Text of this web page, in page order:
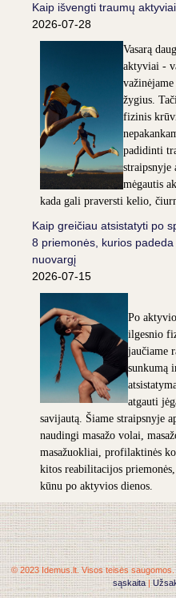
Kaip išvengti traumų
2026-07-28
Vasarą
aktyviai -
žygius.
fizinis
padidinti
straipsnyje
mėgautis
kada gali praversti kelio,
Kaip greičiau atsistatyti po
8 priemonės, kurios
nuovargį
2026-07-15
Po
ilgesnio
jaučiame
sunkumą
atgauti
savijautą. Šiame straipsnyje
naudingi masažo volai,
masažuokliai, profilaktinės
kitos reabilitacijos
kūnu po aktyvios dienos.
© 2023 Idemus.lt. Visos teisės saugomos.
sąskaita|